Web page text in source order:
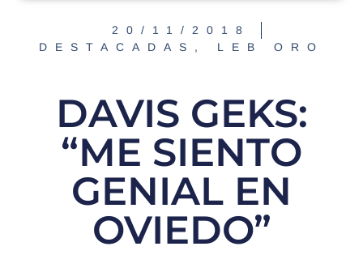
20/11/2018
DESTACADAS , LEB ORO
DAVIS GEKS:
“ME SIENTO
GENIAL EN
OVIEDO”